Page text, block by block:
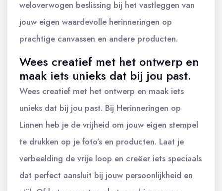
weloverwogen beslissing bij het vastleggen van
jouw eigen waardevolle herinneringen op
prachtige canvassen en andere producten.
Wees creatief met het ontwerp en
maak iets unieks dat bij jou past.
Wees creatief met het ontwerp en maak iets
unieks dat bij jou past. Bij Herinneringen op
Linnen heb je de vrijheid om jouw eigen stempel
te drukken op je foto’s en producten. Laat je
verbeelding de vrije loop en creëer iets speciaals
dat perfect aansluit bij jouw persoonlijkheid en